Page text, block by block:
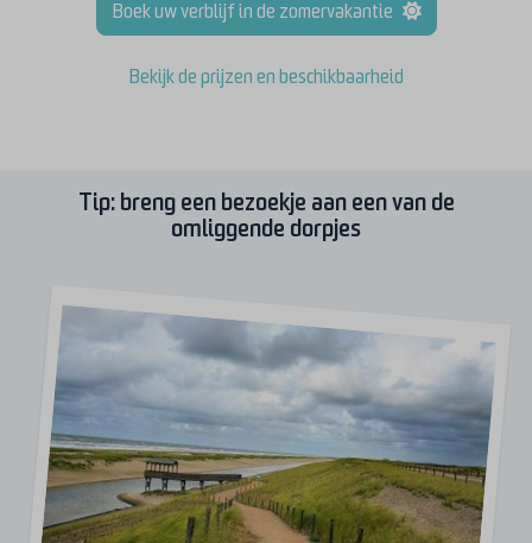
Boek uw verblijf in de zomervakantie
Bekijk de prijzen en beschikbaarheid
Tip: breng een bezoekje aan een van de
omliggende dorpjes